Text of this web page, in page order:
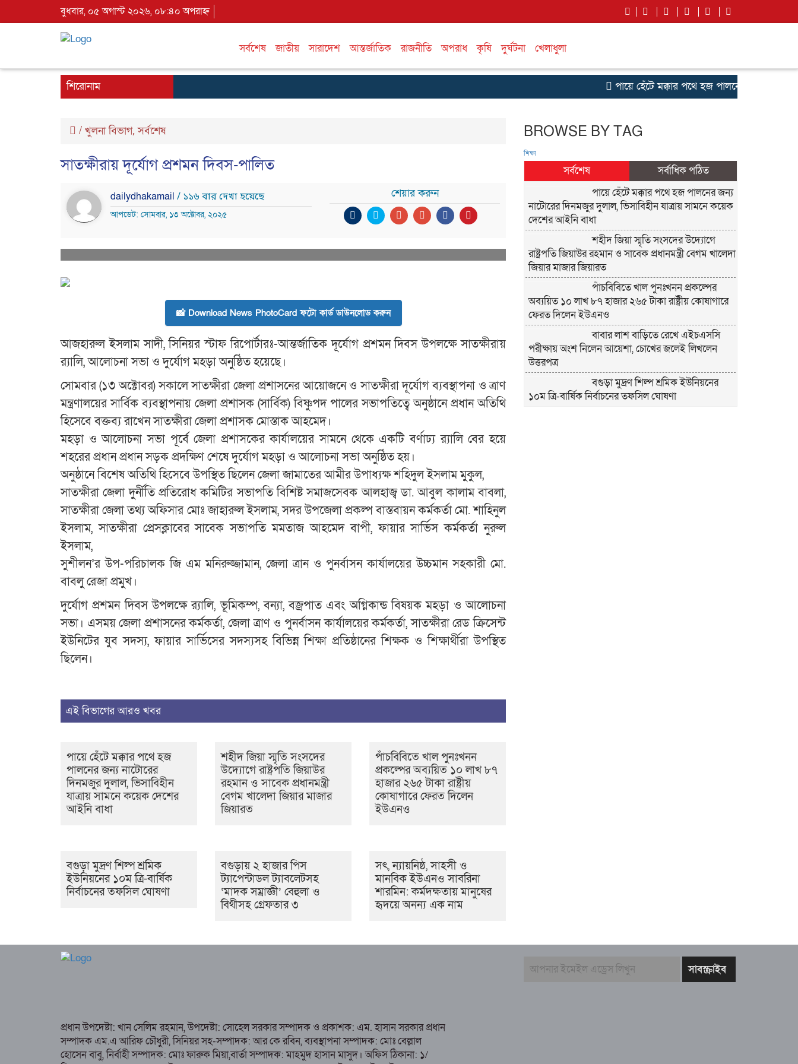
বুধবার, ০৫ অগাস্ট ২০২৬, ০৮:৪০ অপরাহ্ন
সর্বশেষ জাতীয় সারাদেশ আন্তর্জাতিক রাজনীতি অপরাধ কৃষি দুর্ঘটনা খেলাধুলা
শিরোনাম পায়ে হেঁটে মক্কার পথে হজ পালনের জন্য নাটোরের
/ খুলনা বিভাগ,সর্বশেষ
সাতক্ষীরায় দূর্যোগ প্রশমন দিবস-পালিত
dailydhakamail / ১১৬ বার দেখা হয়েছে
আপডেট: সোমবার, ১৩ অক্টোবর, ২০২৫
শেয়ার করুন
📸 Download News PhotoCard ফটো কার্ড ডাউনলোড করুন
আজহারুল ইসলাম সাদী, সিনিয়র স্টাফ রিপোর্টারঃ-আন্তর্জাতিক দূর্যোগ প্রশমন দিবস উপলক্ষে সাতক্ষীরায়
র‍্যালি, আলোচনা সভা ও দুর্যোগ মহড়া অনুষ্ঠিত হয়েছে।
সোমবার (১৩ অক্টোবর) সকালে সাতক্ষীরা জেলা প্রশাসনের আয়োজনে ও সাতক্ষীরা দূর্যোগ ব্যবস্থাপনা ও ত্রাণ
মন্ত্রণালয়ের সার্বিক ব্যবস্থাপনায় জেলা প্রশাসক (সার্বিক) বিষ্ণুপদ পালের সভাপতিত্বে অনুষ্ঠানে প্রধান অতিথি
হিসেবে বক্তব্য রাখেন সাতক্ষীরা জেলা প্রশাসক মোস্তাক আহমেদ।
মহড়া ও আলোচনা সভা পূর্বে জেলা প্রশাসকের কার্যালয়ের সামনে থেকে একটি বর্ণাঢ্য র‌্যালি বের হয়ে
শহরের প্রধান প্রধান সড়ক প্রদক্ষিণ শেষে দুর্যোগ মহড়া ও আলোচনা সভা অনুষ্ঠিত হয়।
অনুষ্ঠানে বিশেষ অতিথি হিসেবে উপস্থিত ছিলেন জেলা জামাতের আমীর উপাধ্যক্ষ শহিদুল ইসলাম মুকুল,
সাতক্ষীরা জেলা দুর্নীতি প্রতিরোধ কমিটির সভাপতি বিশিষ্ট সমাজসেবক আলহাজ্ব ডা. আবুল কালাম বাবলা,
সাতক্ষীরা জেলা তথ্য অফিসার মোঃ জাহারুল ইসলাম, সদর উপজেলা প্রকল্প বাস্তবায়ন কর্মকর্তা মো. শাহিনুল
ইসলাম, সাতক্ষীরা প্রেসক্লাবের সাবেক সভাপতি মমতাজ আহমেদ বাপী, ফায়ার সার্ভিস কর্মকর্তা নুরুল
ইসলাম,
সুশীলন’র উপ-পরিচালক জি এম মনিরুজ্জামান, জেলা ত্রান ও পুনর্বাসন কার্যালয়ের উচ্চমান সহকারী মো.
বাবলু রেজা প্রমুখ।
দুর্যোগ প্রশমন দিবস উপলক্ষে র‌্যালি, ভূমিকম্প, বন্যা, বজ্রপাত এবং অগ্নিকান্ড বিষয়ক মহড়া ও আলোচনা
সভা। এসময় জেলা প্রশাসনের কর্মকর্তা, জেলা ত্রাণ ও পুনর্বাসন কার্যালয়ের কর্মকর্তা, সাতক্ষীরা রেড ক্রিসেন্ট
ইউনিটের যুব সদস্য, ফায়ার সার্ভিসের সদস্যসহ বিভিন্ন শিক্ষা প্রতিষ্ঠানের শিক্ষক ও শিক্ষার্থীরা উপস্থিত
ছিলেন।
এই বিভাগের আরও খবর
পায়ে হেঁটে মক্কার পথে হজ
পালনের জন্য নাটোরের
দিনমজুর দুলাল, ভিসাবিহীন
যাত্রায় সামনে কয়েক দেশের
আইনি বাধা
শহীদ জিয়া স্মৃতি সংসদের
উদ্যোগে রাষ্ট্রপতি জিয়াউর
রহমান ও সাবেক প্রধানমন্ত্রী
বেগম খালেদা জিয়ার মাজার
জিয়ারত
পাঁচবিবিতে খাল পুনঃখনন
প্রকল্পের অব্যয়িত ১০ লাখ ৮৭
হাজার ২৬৫ টাকা রাষ্ট্রীয়
কোষাগারে ফেরত দিলেন
ইউএনও
বগুড়া মুদ্রণ শিল্প শ্রমিক
ইউনিয়নের ১০ম ত্রি-বার্ষিক
নির্বাচনের তফসিল ঘোষণা
বগুড়ায় ২ হাজার পিস
ট্যাপেন্টাডল ট্যাবলেটসহ
‘মাদক সম্রাজ্ঞী’ বেহুলা ও
বিথীসহ গ্রেফতার ৩
সৎ, ন্যায়নিষ্ঠ, সাহসী ও
মানবিক ইউএনও সাবরিনা
শারমিন: কর্মদক্ষতায় মানুষের
হৃদয়ে অনন্য এক নাম
BROWSE BY TAG
শিক্ষা
সর্বশেষ
সর্বাধিক পঠিত
পায়ে হেঁটে মক্কার পথে হজ পালনের জন্য
নাটোরের দিনমজুর দুলাল, ভিসাবিহীন যাত্রায় সামনে কয়েক
দেশের আইনি বাধা
শহীদ জিয়া স্মৃতি সংসদের উদ্যোগে
রাষ্ট্রপতি জিয়াউর রহমান ও সাবেক প্রধানমন্ত্রী বেগম খালেদা
জিয়ার মাজার জিয়ারত
পাঁচবিবিতে খাল পুনঃখনন প্রকল্পের
অব্যয়িত ১০ লাখ ৮৭ হাজার ২৬৫ টাকা রাষ্ট্রীয় কোষাগারে
ফেরত দিলেন ইউএনও
বাবার লাশ বাড়িতে রেখে এইচএসসি
পরীক্ষায় অংশ নিলেন আয়েশা, চোখের জলেই লিখলেন
উত্তরপত্র
বগুড়া মুদ্রণ শিল্প শ্রমিক ইউনিয়নের
১০ম ত্রি-বার্ষিক নির্বাচনের তফসিল ঘোষণা
প্রধান উপদেষ্টা: খান সেলিম রহমান, উপদেষ্টা: সোহেল সরকার সম্পাদক ও প্রকাশক: এম. হাসান সরকার প্রধান
সম্পাদক এম.এ আরিফ চৌধুরী, সিনিয়র সহ-সম্পাদক: আর কে রবিন, ব্যবস্থাপনা সম্পাদক: মোঃ বেল্লাল
হোসেন বাবু, নির্বাহী সম্পাদক: মোঃ ফারুক মিয়া,বার্তা সম্পাদক: মাহমুদ হাসান মাসুদ। অফিস ঠিকানা: ১/